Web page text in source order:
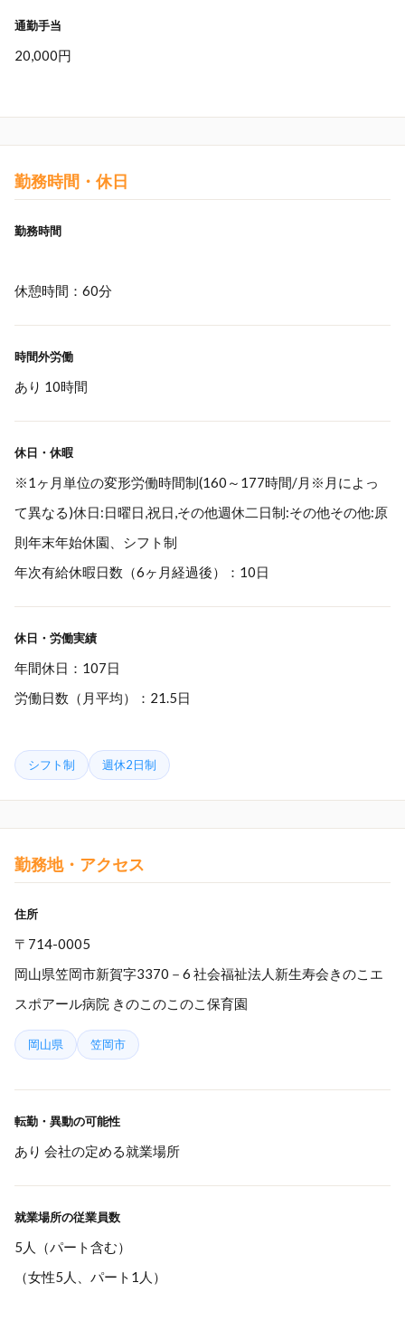
通勤手当
20,000円
勤務時間・休日
勤務時間
休憩時間：60分
時間外労働
あり 10時間
休日・休暇
※1ヶ月単位の変形労働時間制(160～177時間/月※月によっ
て異なる)休日:日曜日,祝日,その他週休二日制:その他その他:原
則年末年始休園、シフト制
年次有給休暇日数（6ヶ月経過後）：10日
休日・労働実績
年間休日：107日
労働日数（月平均）：21.5日
シフト制 週休2日制
勤務地・アクセス
住所
〒714-0005
岡山県笠岡市新賀字3370－6 社会福祉法人新生寿会きのこエ
スポアール病院 きのこのこのこ保育園
岡山県 笠岡市
転勤・異動の可能性
あり 会社の定める就業場所
就業場所の従業員数
5人（パート含む）
（女性5人、パート1人）